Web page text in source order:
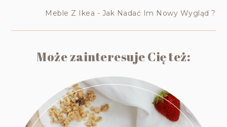
Meble Z Ikea - Jak Nadać Im Nowy Wygląd ?
Może zainteresuje Cię też: